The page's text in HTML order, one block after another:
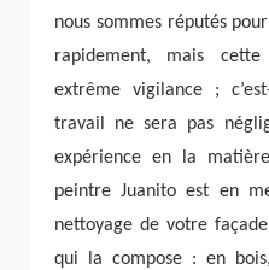
nous sommes réputés
rapidement, mais
extrême vigilance ;
travail ne sera pas
expérience en la
peintre Juanito est en
nettoyage de votre
qui la compose : en